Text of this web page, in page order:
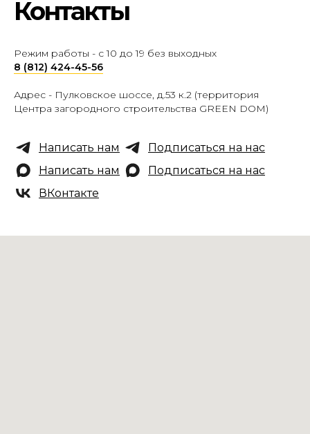
Контакты
Режим работы - с 10 до 19 без выходных
8 (812) 424-45-56
Адрес - Пулковское шоссе, д.53 к.2 (территория
Центра загородного строительства GREEN DOM)
Написать нам
Подписаться на нас
Написать нам
Подписаться на нас
ВКонтакте